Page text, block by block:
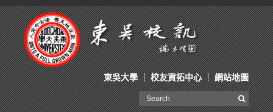
東吳大學 校友資拓中心 網站地圖